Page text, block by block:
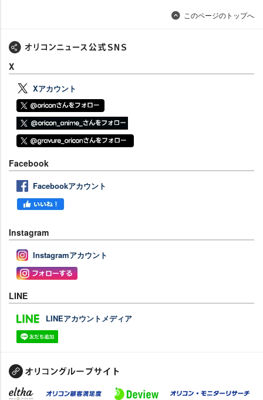
このページのトップへ
X
Xアカウント
Facebook
Facebookアカウント
Instagram
Instagramアカウント
LINE
LINEアカウントメディア